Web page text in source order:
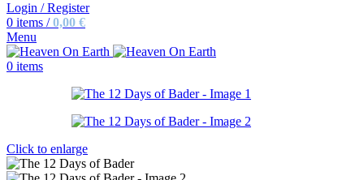
Login / Register
0 items / 0,00 €
Menu
0 items
Click to enlarge